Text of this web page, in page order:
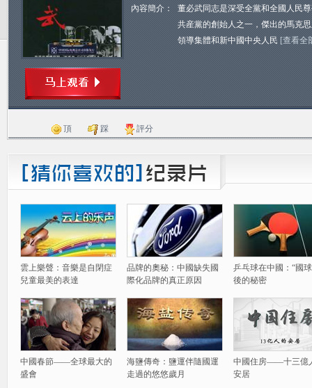
內容簡介：
董必武同志是深受全黨和全國人民
共産黨的創始人之一，傑出的馬克
領導集體和新中國中央人民 [查看全
頂 踩 評分
雲上樂聲：音樂是自閉症
兒童最美的表達
品牌的奧秘：中國缺失國
際化品牌的真正原因
乒乓球在中國：“國
後的秘密
中國春節——全球最大的
盛會
海鹽傳奇：鹽運伴隨國運
走過的悠悠歲月
中國住房——十三億
安居